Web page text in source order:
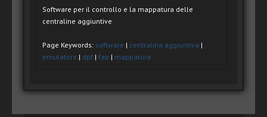
Software per il controllo e la mappatura delle
centraline aggiuntive
Page Keywords: software | centralina aggiuntiva |
emulatore | dpf | fap | mappatura